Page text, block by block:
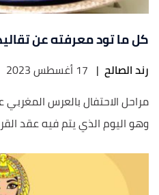
كل ما تود معرفته عن
رند الصالح | 17 أغسطس 2023
مراحل الاحتفال بالعرس
وهو اليوم الذي يتم فيه عقد